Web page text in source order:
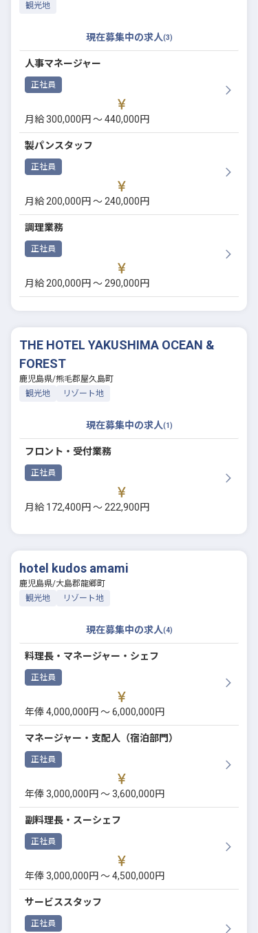
観光地
現在募集中の求人(3)
正社員
人事マネージャー
月給 300,000円 〜 440,000円
正社員
製パンスタッフ
月給 200,000円 〜 240,000円
正社員
調理業務
月給 200,000円 〜 290,000円
THE HOTEL YAKUSHIMA OCEAN &
FOREST
鹿児島県/熊毛郡屋久島町
観光地
リゾート地
現在募集中の求人(1)
正社員
フロント・受付業務
月給 172,400円 〜 222,900円
hotel kudos amami
鹿児島県/大島郡龍郷町
観光地
リゾート地
現在募集中の求人(4)
正社員
料理長・マネージャー・シェフ
年俸 4,000,000円 〜 6,000,000円
正社員
マネージャー・支配人（宿泊部門）
年俸 3,000,000円 〜 3,600,000円
正社員
副料理長・スーシェフ
年俸 3,000,000円 〜 4,500,000円
正社員
サービススタッフ